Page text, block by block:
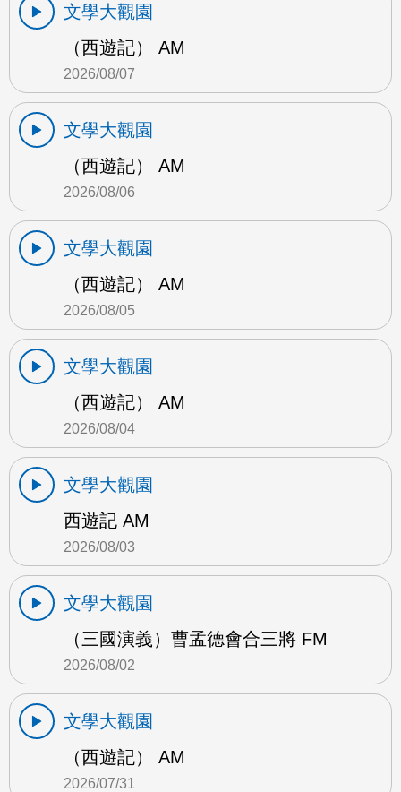
文學大觀園
（西遊記） AM
2026/08/07
文學大觀園
（西遊記） AM
2026/08/06
文學大觀園
（西遊記） AM
2026/08/05
文學大觀園
（西遊記） AM
2026/08/04
文學大觀園
西遊記 AM
2026/08/03
文學大觀園
（三國演義）曹孟德會合三將 FM
2026/08/02
文學大觀園
（西遊記） AM
2026/07/31